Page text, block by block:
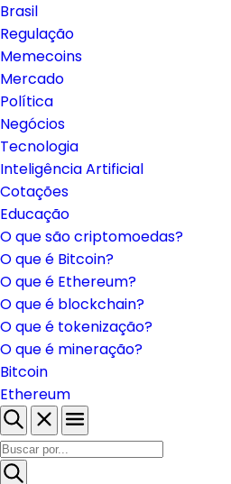
Brasil
Regulação
Memecoins
Mercado
Política
Negócios
Tecnologia
Inteligência Artificial
Cotações
Educação
O que são criptomoedas?
O que é Bitcoin?
O que é Ethereum?
O que é blockchain?
O que é tokenização?
O que é mineração?
Bitcoin
Ethereum